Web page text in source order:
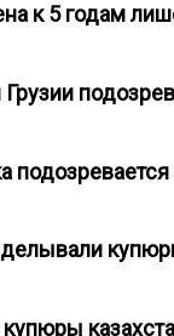
к 5 годам